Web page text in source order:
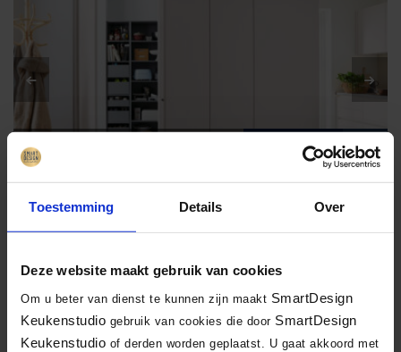
Toestemming Details Over
Deze website maakt gebruik van cookies
Om u beter van dienst te kunnen zijn maakt SmartDesign
Keukenstudio gebruik van cookies die door SmartDesign
Keukenstudio of derden worden geplaatst. U gaat akkoord met
€ 32.444,-
Schuller C Nova
Pastelkleurige keuken